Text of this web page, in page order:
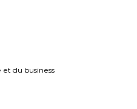
du business